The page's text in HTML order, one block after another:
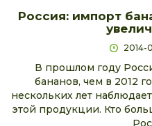
Россия: импорт
2014-
В прошлом году
бананов, чем в 2012
нескольких лет
этой продукции. Кто